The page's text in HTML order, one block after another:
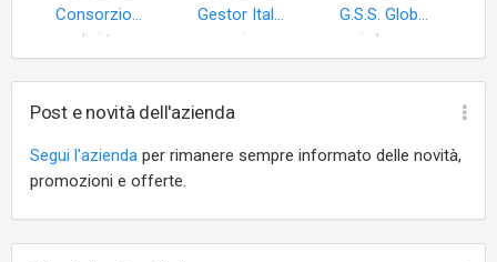
Consorzio di Tutela e Valorizzazione Della Ciliegia e Della Frutta Tipica di Bisceglie
Gestor Italia Recupero Crediti Insoluti S.r.l
G.S.S. Global Security Service S.r.l
vigilanza
Post e novità dell'azienda
Segui l'azienda per rimanere sempre informato delle novità,
promozioni e offerte.